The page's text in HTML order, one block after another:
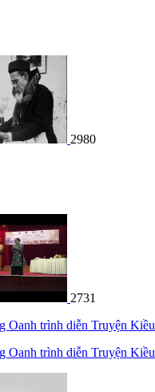
2980
2731
Oanh trình diễn Truyện Kiều
Oanh trình diễn Truyện Kiều